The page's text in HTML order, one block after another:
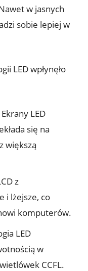
w jasnych
sobie lepiej w
LED wpłynęło
Ekrany LED
się na
większą
z
i lżejsze, co
komputerów.
LED
w
CCFL.